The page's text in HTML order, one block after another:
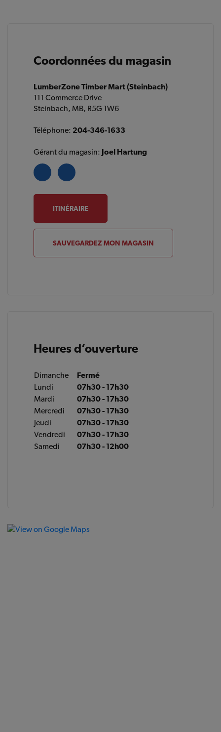
Coordonnées du magasin
LumberZone Timber Mart (Steinbach)
111 Commerce Drive
Steinbach, MB, R5G 1W6
Téléphone: 204-346-1633
Gérant du magasin: Joel Hartung
ITINÉRAIRE
SAUVEGARDEZ MON MAGASIN
Heures d’ouverture
Dimanche
Fermé
Lundi
07h30 - 17h30
Mardi
07h30 - 17h30
Mercredi
07h30 - 17h30
Jeudi
07h30 - 17h30
Vendredi
07h30 - 17h30
Samedi
07h30 - 12h00